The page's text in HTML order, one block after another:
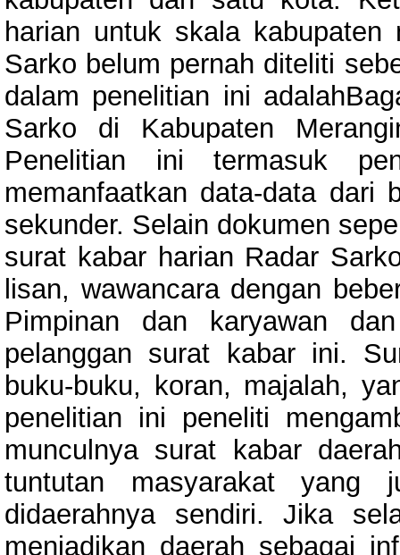
harian untuk skala
Sarko belum pernah diteliti
dalam penelitian ini
Sarko di Kabupaten
Penelitian ini termasuk
memanfaatkan data-data dari
sekunder. Selain dokumen
surat kabar harian Radar
lisan, wawancara dengan
Pimpinan dan karyawan
pelanggan surat kabar ini.
buku-buku, koran, majalah,
penelitian ini peneliti
munculnya surat kabar
tuntutan masyarakat yang
didaerahnya sendiri. Jika
menjadikan daerah sebagai